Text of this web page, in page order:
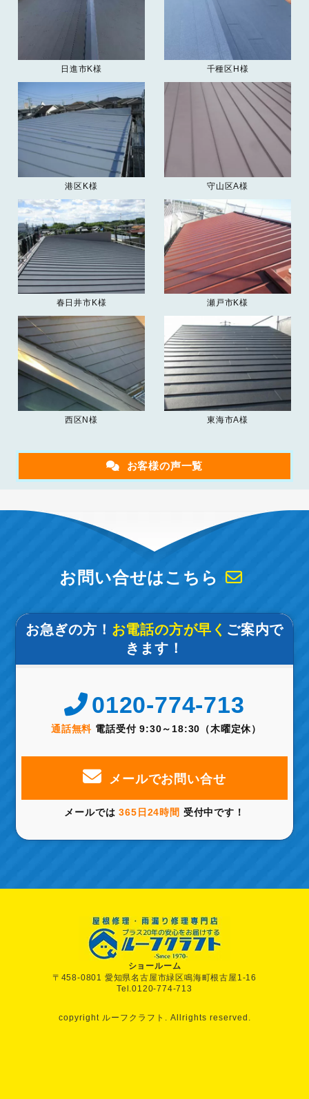
日進市K様 千種区H様
港区K様 守山区A様
春日井市K様 瀬戸市K様
西区N様 東海市A様
お客様の声一覧
お問い合せはこちら
お急ぎの方！ お電話の方が早く ご案内で
きます！
0120-774-713
通話無料 電話受付 9:30～18:30（木曜定休）
メールでお問い合せ
メールでは 365日24時間 受付中です！
ショールーム
〒458-0801 愛知県名古屋市緑区鳴海町根古屋1-16
Tel.0120-774-713
copyright ルーフクラフト. Allrights reserved.